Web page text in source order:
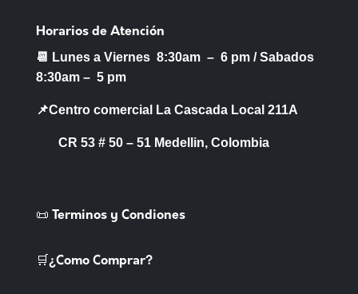
Horarios de Atención
📆 Lunes a Viernes 8:30am – 6 pm /Sabados
8:30am – 5 pm
📌Centro comercial La Cascada Local 211A
CR 53 # 50 – 51 Medellin, Colombia
📜 Terminos y Condiones
🛒¿Como Comprar?